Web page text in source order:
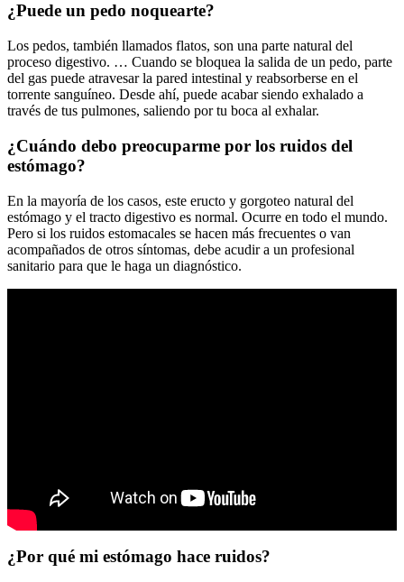
¿Puede un pedo noquearte?
Los pedos, también llamados flatos, son una parte natural del
proceso digestivo. … Cuando se bloquea la salida de un pedo, parte
del gas puede atravesar la pared intestinal y reabsorberse en el
torrente sanguíneo. Desde ahí, puede acabar siendo exhalado a
través de tus pulmones, saliendo por tu boca al exhalar.
¿Cuándo debo preocuparme por los ruidos del
estómago?
En la mayoría de los casos, este eructo y gorgoteo natural del
estómago y el tracto digestivo es normal. Ocurre en todo el mundo.
Pero si los ruidos estomacales se hacen más frecuentes o van
acompañados de otros síntomas, debe acudir a un profesional
sanitario para que le haga un diagnóstico.
¿Por qué mi estómago hace ruidos?